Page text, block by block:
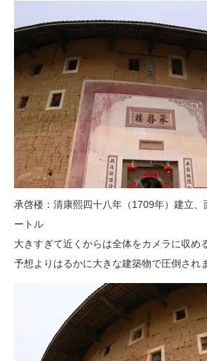
承啓楼：清康熙四十八年（1709年）建立、
ートル
大きすぎて近くからは全体をカメラに収め
予想よりはるかに大きな建築物で圧倒され